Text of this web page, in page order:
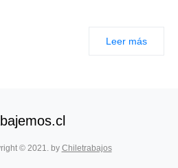
Leer más
© 2021. by Chiletrabajos